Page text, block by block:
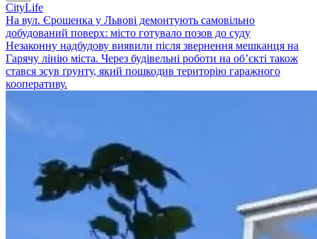
CityLife
На вул. Єрошенка у Львові демонтують самовільно
добудований поверх: місто готувало позов до суду
Незаконну надбудову виявили після звернення мешканця на
Гарячу лінію міста. Через будівельні роботи на об’єкті також
стався зсув ґрунту, який пошкодив територію гаражного
кооперативу.